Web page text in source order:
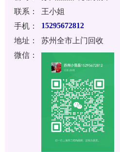
联系：
王小姐
手机：
15295672812
地址：
苏州全市上门回收
微信：